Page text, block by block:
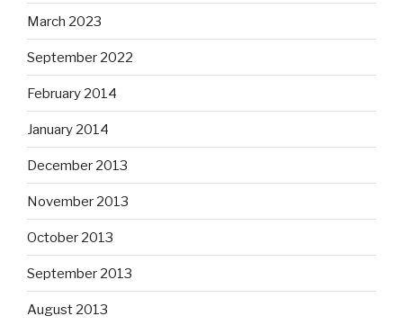
March 2023
September 2022
February 2014
January 2014
December 2013
November 2013
October 2013
September 2013
August 2013